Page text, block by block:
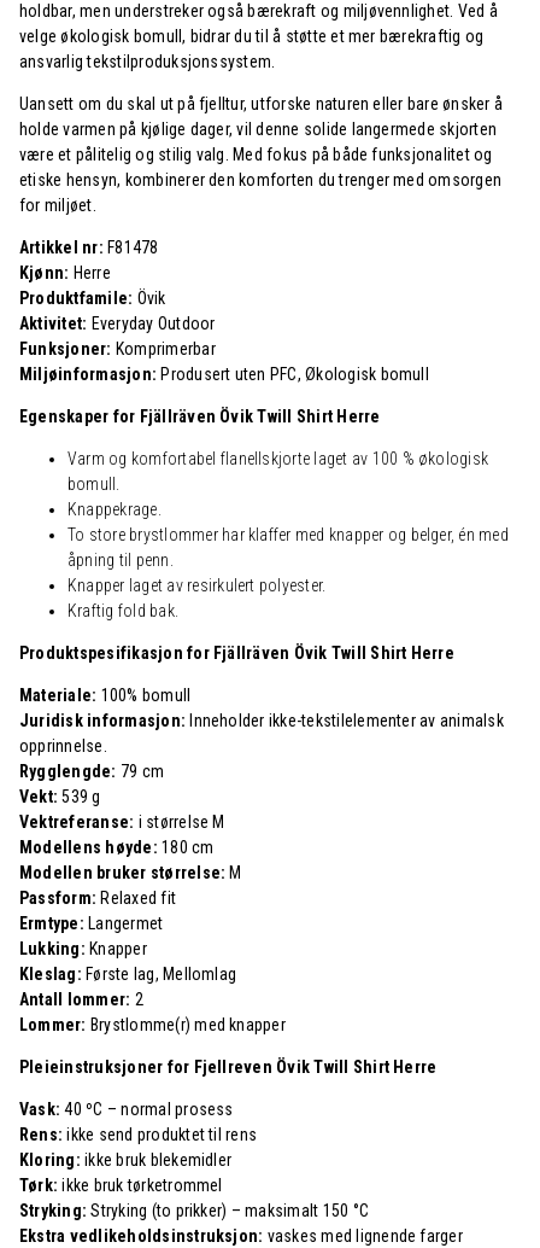
holdbar, men understreker også bærekraft og miljøvennlighet. Ved å
velge økologisk bomull, bidrar du til å støtte et mer bærekraftig og
ansvarlig tekstilproduksjonssystem.
Uansett om du skal ut på fjelltur, utforske naturen eller bare ønsker å
holde varmen på kjølige dager, vil denne solide langermede skjorten
være et pålitelig og stilig valg. Med fokus på både funksjonalitet og
etiske hensyn, kombinerer den komforten du trenger med omsorgen
for miljøet.
Artikkel nr: F81478
Kjønn: Herre
Produktfamile: Övik
Aktivitet: Everyday Outdoor
Funksjoner: Komprimerbar
Miljøinformasjon: Produsert uten PFC, Økologisk bomull
Egenskaper for Fjällräven Övik Twill Shirt Herre
Varm og komfortabel flanellskjorte laget av 100 % økologisk
bomull.
Knappekrage.
To store brystlommer har klaffer med knapper og belger, én med
åpning til penn.
Knapper laget av resirkulert polyester.
Kraftig fold bak.
Produktspesifikasjon for Fjällräven Övik Twill Shirt Herre
Materiale: 100% bomull
Juridisk informasjon: Inneholder ikke-tekstilelementer av animalsk
opprinnelse.
Rygglengde: 79 cm
Vekt:539 g
Vektreferanse: i størrelse M
Modellens høyde:180 cm
Modellen bruker størrelse: M
Passform: Relaxed fit
Ermtype: Langermet
Lukking: Knapper
Kleslag: Første lag, Mellomlag
Antall lommer: 2
Lommer: Brystlomme(r) med knapper
Pleieinstruksjoner for Fjellreven Övik Twill Shirt Herre
Vask:40 ºC – normal prosess
Rens:ikke send produktet til rens
Kloring:ikke bruk blekemidler
Tørk:ikke bruk tørketrommel
Stryking:Stryking (to prikker) – maksimalt 150 °C
Ekstra vedlikeholdsinstruksjon: vaskes med lignende farger